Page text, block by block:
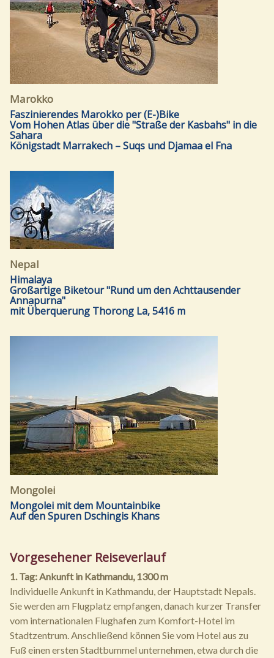
Marokko
Faszinierendes Marokko per (E-)Bike
Vom Hohen Atlas über die "Straße der Kasbahs" in die
Sahara
Königstadt Marrakech – Suqs und Djamaa el Fna
Nepal
Himalaya
Großartige Biketour "Rund um den Achttausender
Annapurna"
mit Überquerung Thorong La, 5416 m
Mongolei
Mongolei mit dem Mountainbike
Auf den Spuren Dschingis Khans
Vorgesehener Reiseverlauf
1. Tag: Ankunft in Kathmandu, 1300 m
Individuelle Ankunft in Kathmandu, der Hauptstadt Nepals.
Sie werden am Flugplatz empfangen, danach kurzer Transfer
vom internationalen Flughafen zum Komfort-Hotel im
Stadtzentrum. Anschließend können Sie vom Hotel aus zu
Fuß einen ersten Stadtbummel unternehmen, etwa durch die